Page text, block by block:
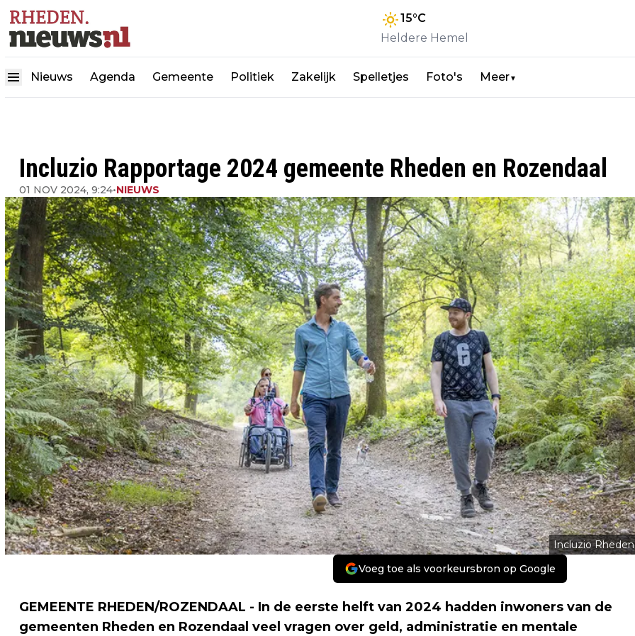
15°C
Heldere Hemel
Nieuws Agenda Gemeente Politiek Zakelijk Spelletjes Foto's Meer▼
Incluzio Rapportage 2024 gemeente Rheden en Rozendaal
01 NOV 2024, 9:24•NIEUWS
Incluzio Rheden
Voeg toe als voorkeursbron op Google
GEMEENTE RHEDEN/ROZENDAAL - In de eerste helft van 2024 hadden inwoners van de
gemeenten Rheden en Rozendaal veel vragen over geld, administratie en mentale